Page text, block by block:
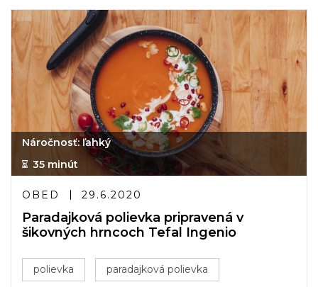
Náročnosť: ľahký
35 minút
OBED 29.6.2020
Paradajková polievka pripravená v
šikovných hrncoch Tefal Ingenio
polievka paradajková polievka